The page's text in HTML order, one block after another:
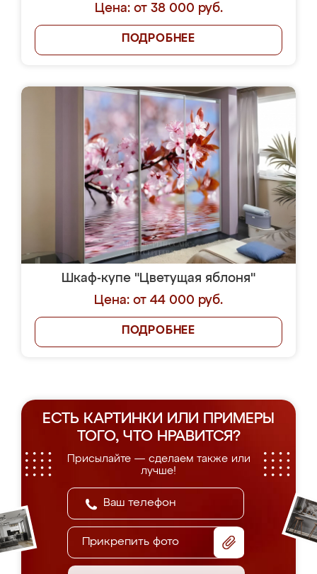
Цена: от 38 000 руб.
ПОДРОБНЕЕ
Шкаф-купе "Цветущая яблоня"
Цена: от 44 000 руб.
ПОДРОБНЕЕ
ЕСТЬ КАРТИНКИ ИЛИ ПРИМЕРЫ
ТОГО, ЧТО НРАВИТСЯ?
Присылайте — сделаем также или
лучше!
Прикрепить фото